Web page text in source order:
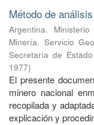
Método de
Argentina.
Minería. Servicio
Secretaría de
1977)
El presente
minero nacional
recopilada y
explicación y